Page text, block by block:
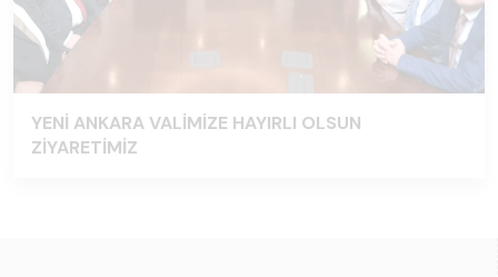
YENİ ANKARA VALİMİZE HAYIRLI OLSUN
ZİYARETİMİZ